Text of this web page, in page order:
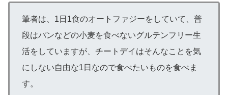
筆者は、1日1食のオートファジーをしていて、普
段はパンなどの小麦を食べないグルテンフリー生
活をしていますが、チートデイはそんなことを気
にしない自由な1日なので食べたいものを食べま
す。